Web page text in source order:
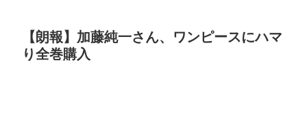
【朗報】加藤純一さん、ワンピースにハマ
り全巻購入